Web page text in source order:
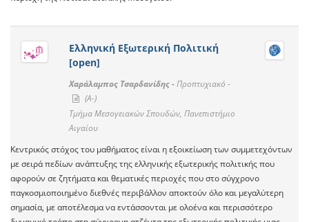
Ελληνική Εξωτερική Πολιτική
[open]
Χαράλαμπος Τσαρδανίδης -Προπτυχιακό -
(A-)
Τμήμα Μεσογειακών Σπουδών, Πανεπιστήμιο
Αιγαίου
Κεντρικός στόχος του μαθήματος είναι η εξοικείωση των συμμετεχόντων
με σειρά πεδίων ανάπτυξης της ελληνικής εξωτερικής πολιτικής που
αφορούν σε ζητήματα και θεματικές περιοχές που στο σύγχρονο
παγκοσμιοποιημένο διεθνές περιβάλλον αποκτούν όλο και μεγαλύτερη
σημασία, με αποτέλεσμα να εντάσσονται με ολοένα και περισσότερο